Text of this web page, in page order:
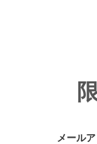
メール